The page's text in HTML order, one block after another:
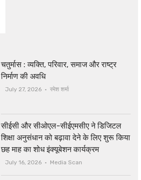
चतुर्मास : व्यक्ति, परिवार, समाज और राष्ट्र
निर्माण की अवधि
July 27, 2026 रमेश शर्मा
सीईसी और सीओएल-सीईएमसीए ने डिजिटल
शिक्षा अनुसंधान को बढ़ावा देने के लिए शुरू किया
छह माह का शोध इंक्यूबेशन कार्यक्रम
July 16, 2026 Media Scan